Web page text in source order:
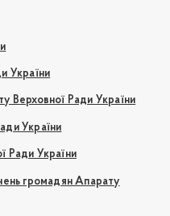
України
Верховної Ради України
України
Ради України
громадян Апарату